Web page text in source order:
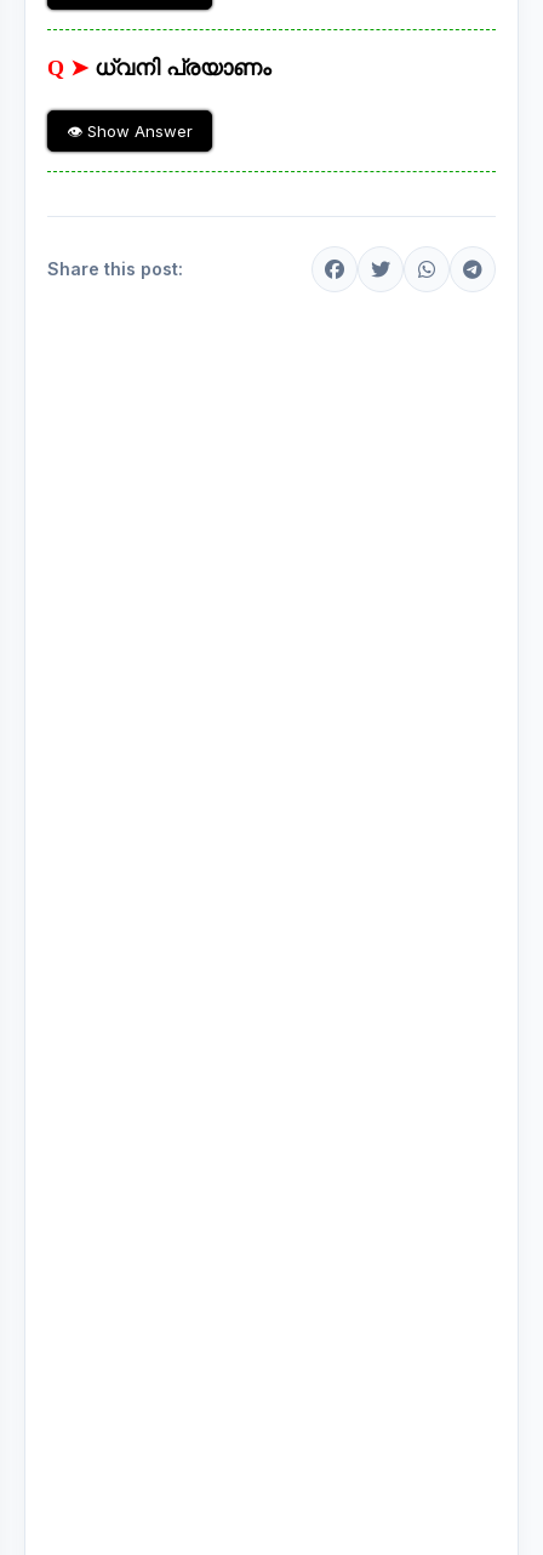
Q ➤ ധ്വനി പ്രയാണം
👁 Show Answer
Share this post: